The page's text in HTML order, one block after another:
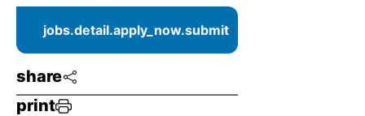
jobs.detail.apply_now.submit
share
print